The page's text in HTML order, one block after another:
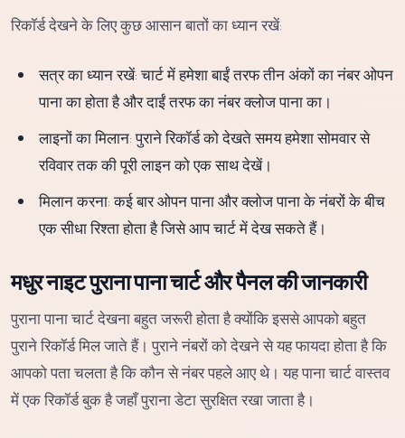
रिकॉर्ड देखने के लिए कुछ आसान बातों का ध्यान रखें:
सत्र का ध्यान रखें: चार्ट में हमेशा बाईं तरफ तीन अंकों का नंबर ओपन
पाना का होता है और दाईं तरफ का नंबर क्लोज पाना का।
लाइनों का मिलान: पुराने रिकॉर्ड को देखते समय हमेशा सोमवार से
रविवार तक की पूरी लाइन को एक साथ देखें।
मिलान करना: कई बार ओपन पाना और क्लोज पाना के नंबरों के बीच
एक सीधा रिश्ता होता है जिसे आप चार्ट में देख सकते हैं।
मधुर नाइट पुराना पाना चार्ट और पैनल की जानकारी
पुराना पाना चार्ट देखना बहुत जरूरी होता है क्योंकि इससे आपको बहुत
पुराने रिकॉर्ड मिल जाते हैं। पुराने नंबरों को देखने से यह फायदा होता है कि
आपको पता चलता है कि कौन से नंबर पहले आए थे। यह पाना चार्ट वास्तव
में एक रिकॉर्ड बुक है जहाँ पुराना डेटा सुरक्षित रखा जाता है।